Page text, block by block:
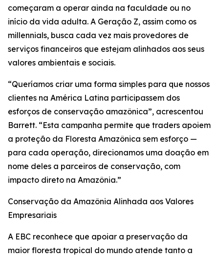
começaram a operar ainda na faculdade ou no
início da vida adulta. A Geração Z, assim como os
millennials, busca cada vez mais provedores de
serviços financeiros que estejam alinhados aos seus
valores ambientais e sociais.
“Queríamos criar uma forma simples para que nossos
clientes na América Latina participassem dos
esforços de conservação amazônica”, acrescentou
Barrett. “Esta campanha permite que traders apoiem
a proteção da Floresta Amazônica sem esforço —
para cada operação, direcionamos uma doação em
nome deles a parceiros de conservação, com
impacto direto na Amazônia.”
Conservação da Amazônia Alinhada aos Valores
Empresariais
A EBC reconhece que apoiar a preservação da
maior floresta tropical do mundo atende tanto a